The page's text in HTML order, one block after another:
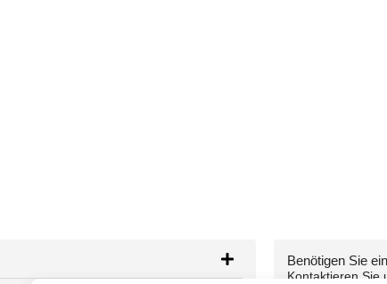
Benötigen Sie
Kontaktieren Sie